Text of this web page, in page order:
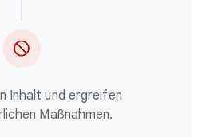
Inhalt und ergreifen
Maßnahmen.